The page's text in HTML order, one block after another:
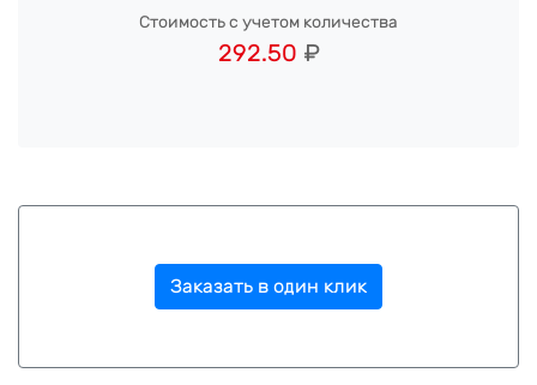
Стоимость с учетом количества
292.50 ₽
Заказать в один клик